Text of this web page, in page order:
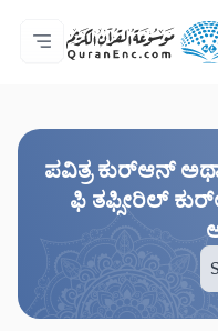
ಮುಖಪುಟ
ಅನುವಾದಗಳ
Audio
ಡೆವಲಪರ್
ಯೋಜನೆಯ ಬಗ್ಗೆ
ನಮ್ಮನ್ನು ಕರೆ ಮಾಡಿ
ಭಾಷೆ
ಪವಿತ್ರ ಕುರ್‌ಆನ್
ಫಿ ತಫ್ಸೀರಿಲ್